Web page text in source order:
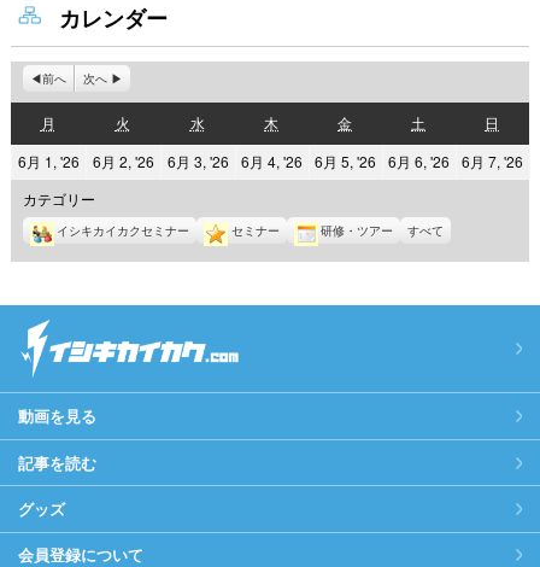
カレンダー
前へ 次へ
月
曜
日
火
曜
日
水水
曜
日
木
曜
日
金金
曜
日
土
曜
日
日
曜
日
6月 1, '262026
年
6
月
1
6月 2, '262026
年
6
月
2
6月 3, '262026
年
6
月
3
6月 4, '26
2026
年
6
月
4
6月 5, '26
2026
年
6
月
5
6月 6, '26
2026
年
6
月
6
6月 7, '26
年
7
カテゴリー
イシキカイカクセミナー セミナー 研修・ツアー すべて
動画を見る
記事を読む
グッズ
会員登録について